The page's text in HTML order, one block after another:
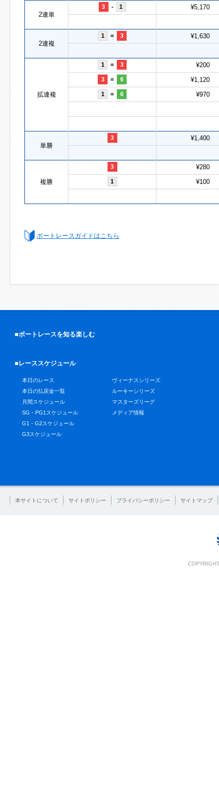
2連単
3 - 1 ¥5,170
2連複
1 = 3 ¥1,630
拡連複
1 = 3 ¥200
3 = 6 ¥1,120
1 = 6 ¥970
単勝
3 ¥1,400
複勝
3 ¥280
1 ¥100
ボートレースガイドはこちら
■ボートレースを知る楽しむ
■レーススケジュール
本日のレース
本日の払戻金一覧
月間スケジュール
SG・PG1スケジュール
G1・G2スケジュール
G3スケジュール
ヴィーナスシリーズ
ルーキーシリーズ
マスターズリーグ
メディア情報
本サイトについて サイトポリシー プライバシーポリシー サイトマップ